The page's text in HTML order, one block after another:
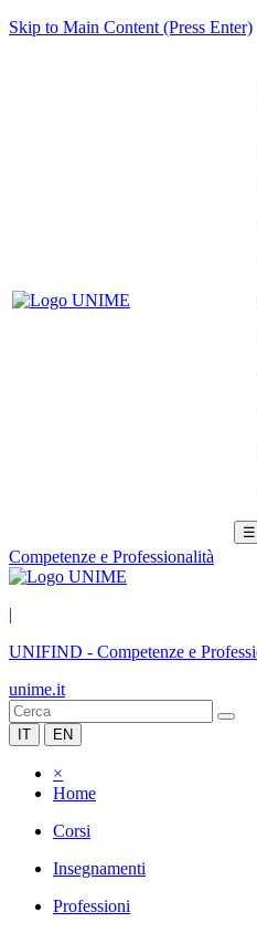
Skip to Main Content (Press Enter)
☰
Competenze e Professionalità
|
UNIFIND - Competenze e
unime.it
IT EN
×
Home
Corsi
Insegnamenti
Professioni